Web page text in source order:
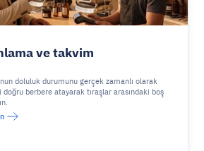
ve takvim
doluluk durumunu gerçek zamanlı olarak
berbere atayarak tıraşlar arasındaki boş